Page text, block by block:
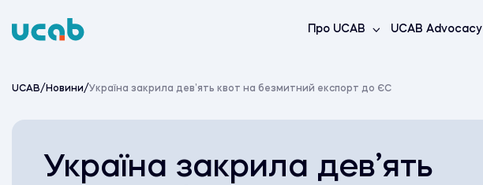
to
Про UCAB UCAB Advocacy
UCAB/ Новини/Україна закрила дев’ять квот на безмитний експорт до ЄС
Україна закрила дев’ять